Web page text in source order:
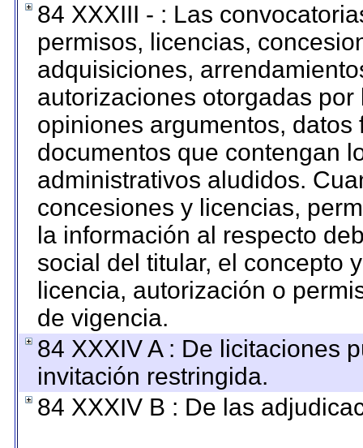
84 XXXIII - : Las
permisos, licencias,
adquisiciones,
autorizaciones otorgadas
opiniones argumentos,
documentos que contengan
administrativos aludidos.
concesiones y licencias,
la información al respecto
social del titular, el concepto
licencia, autorización o
de vigencia.
84 XXXIV A : De licitaciones
invitación restringida.
84 XXXIV B : De las